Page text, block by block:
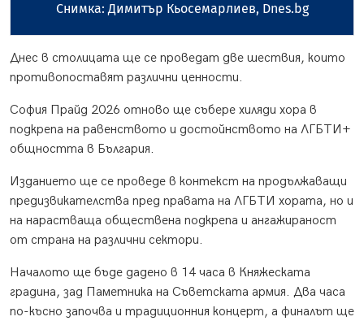
Снимка: Димитър Кьосемарлиев, Dnes.bg
Днес в столицата ще се проведат две шествия, които
противопоставят различни ценности.
София Прайд 2026 отново ще събере хиляди хора в
подкрепа на равенството и достойнството на ЛГБТИ+
общността в България.
Изданието ще се проведе в контекст на продължаващи
предизвикателства пред правата на ЛГБТИ хората, но и
на нарастваща обществена подкрепа и ангажираност
от страна на различни сектори.
Началото ще бъде дадено в 14 часа в Княжеската
градина, зад Паметника на Съветската армия. Два часа
по-късно започва и традиционния концерт, а финалът ще